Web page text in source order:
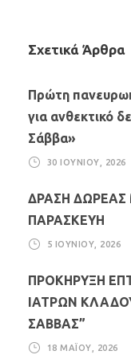
Σχετικά Άρθρα
Πρώτη
για ανθεκτικό
Σάββα»
30 ΙΟΥΝΊΟΥ, 2026
ΔΡΑΣΗ ΔΩΡΕΑΣ
ΠΑΡΑΣΚΕΥΗ
5 ΙΟΥΝΊΟΥ, 2026
ΠΡΟΚΗΡΥΞΗ
ΙΑΤΡΩΝ
ΣΑΒΒΑΣ”
18 ΜΑΪ́ΟΥ, 2026